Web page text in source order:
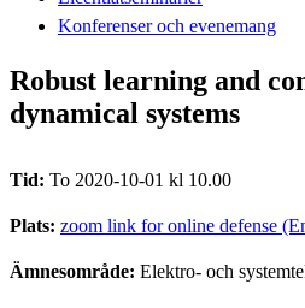
Konferenser och evenemang
Robust learning and
dynamical systems
Tid: To 2020-10-01 kl 10.00
Plats: zoom link for online defense
Ämnesområde: Elektro- och